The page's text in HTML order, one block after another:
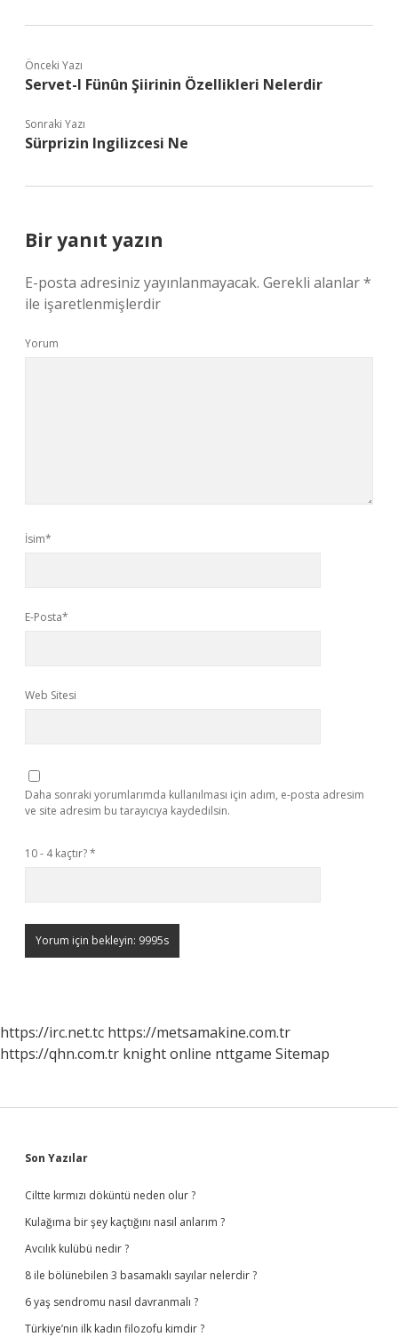
Önceki Yazı
Servet-I Fünûn Şiirinin Özellikleri Nelerdir
Sonraki Yazı
Sürprizin Ingilizcesi Ne
Bir yanıt yazın
E-posta adresiniz yayınlanmayacak. Gerekli alanlar*
ile işaretlenmişlerdir
Yorum
İsim*
E-Posta*
Web Sitesi
Daha sonraki yorumlarımda kullanılması için adım, e-posta adresim
ve site adresim bu tarayıcıya kaydedilsin.
10 - 4 kaçtır?*
https://irc.net.tc https://metsamakine.com.tr
https://qhn.com.tr knight online nttgame Sitemap
Sidebar
Son Yazılar
Ciltte kırmızı döküntü neden olur ?
Kulağıma bir şey kaçtığını nasıl anlarım ?
Avcılık kulübü nedir ?
8 ile bölünebilen 3 basamaklı sayılar nelerdir ?
6 yaş sendromu nasıl davranmalı ?
Türkiye’nin ilk kadın filozofu kimdir ?